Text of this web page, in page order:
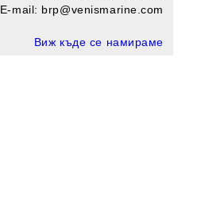
E-mail: brp@venismarine.com
Виж къде се намираме